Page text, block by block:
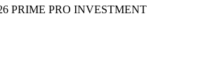
PRIME PRO INVESTMENT